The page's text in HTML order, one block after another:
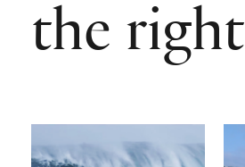
the right